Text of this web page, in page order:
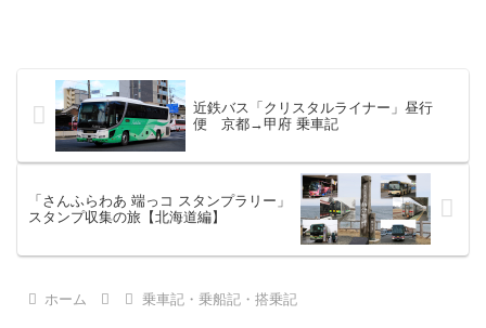
近鉄バス「クリスタルライナー」昼行
便 京都→甲府 乗車記
「さんふらわあ 端っコ スタンプラリー」
スタンプ収集の旅【北海道編】
ホーム 乗車記・乗船記・搭乗記